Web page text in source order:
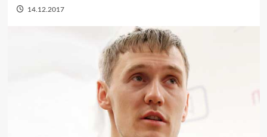
14.12.2017